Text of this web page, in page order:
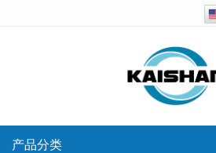
产品分类